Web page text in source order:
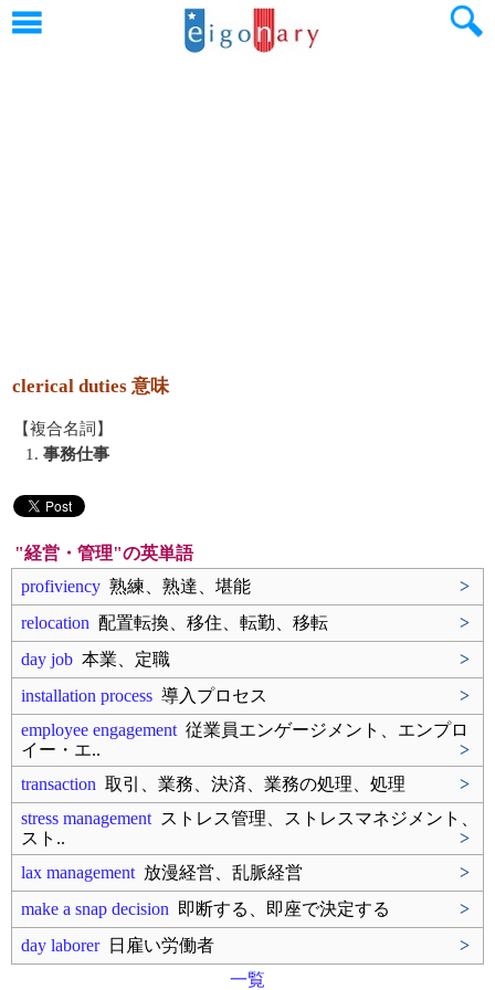
clerical duties 意味
【複合名詞】
1. 事務仕事
"経営・管理"の英単語
profiviency 熟練、熟達、堪能
>
relocation 配置転換、移住、転勤、移転
>
day job 本業、定職
>
installation process 導入プロセス
>
employee engagement 従業員エンゲージメント、エンプロ
イー・エ..
>
transaction 取引、業務、決済、業務の処理、処理
>
stress management ストレス管理、ストレスマネジメント、
スト..
>
lax management 放漫経営、乱脈経営
>
make a snap decision 即断する、即座で決定する
>
day laborer日雇い労働者
>
一覧